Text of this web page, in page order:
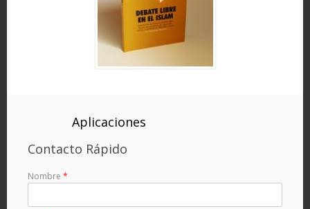
Aplicaciones
Contacto Rápido
Nombre *